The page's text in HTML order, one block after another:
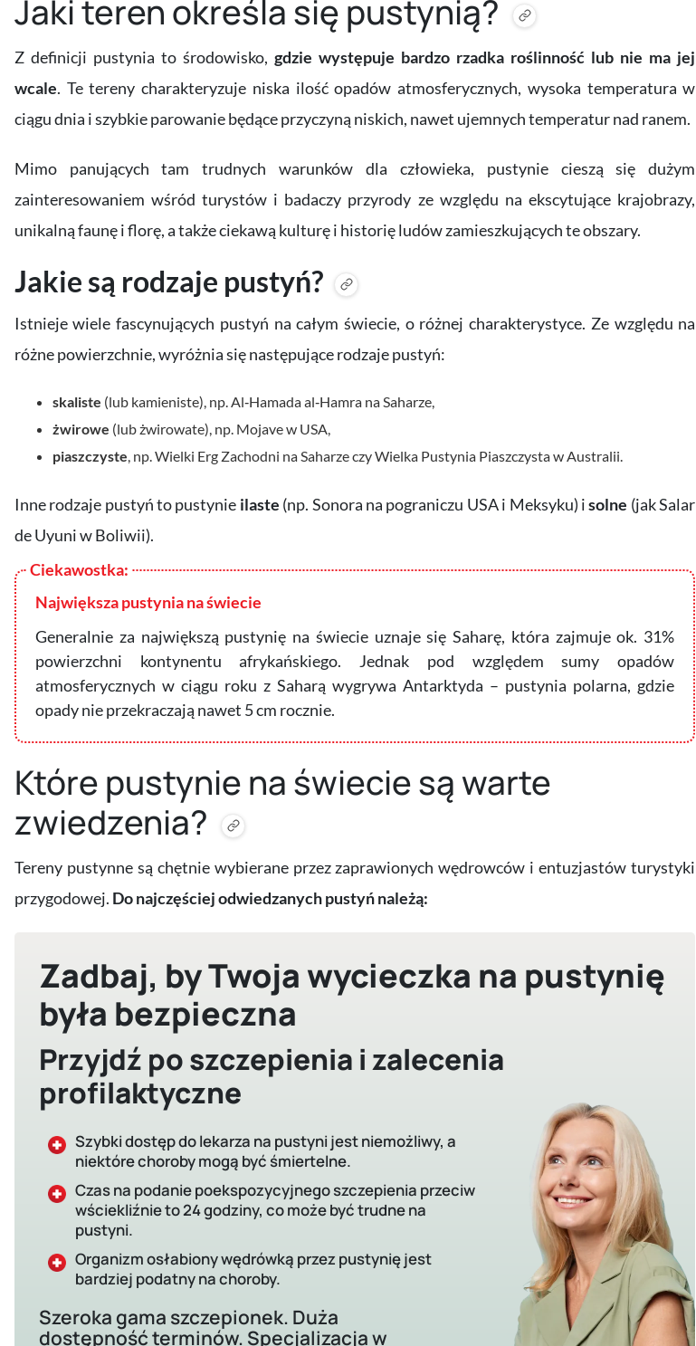
Jaki teren określa się pustynią?
Z definicji pustynia to środowisko, gdzie występuje bardzo rzadka roślinność lub nie ma jej
wcale. Te tereny charakteryzuje niska ilość opadów atmosferycznych, wysoka temperatura w
ciągu dnia i szybkie parowanie będące przyczyną niskich, nawet ujemnych temperatur nad ranem.
Mimo panujących tam trudnych warunków dla człowieka, pustynie cieszą się dużym
zainteresowaniem wśród turystów i badaczy przyrody ze względu na ekscytujące krajobrazy,
unikalną faunę i florę, a także ciekawą kulturę i historię ludów zamieszkujących te obszary.
Jakie są rodzaje pustyń?
Istnieje wiele fascynujących pustyń na całym świecie, o różnej charakterystyce. Ze względu na
różne powierzchnie, wyróżnia się następujące rodzaje pustyń:
skaliste (lub kamieniste), np. Al‐Hamada al‐Hamra na Saharze,
żwirowe (lub żwirowate), np. Mojave w USA,
piaszczyste, np. Wielki Erg Zachodni na Saharze czy Wielka Pustynia Piaszczysta w Australii.
Inne rodzaje pustyń to pustynie ilaste (np. Sonora na pograniczu USA i Meksyku) isolne (jak Salar
de Uyuni w Boliwii).
Największa pustynia na świecie
Generalnie za największą pustynię na świecie uznaje się Saharę, która zajmuje ok. 31%
powierzchni kontynentu afrykańskiego. Jednak pod względem sumy opadów
atmosferycznych w ciągu roku z Saharą wygrywa Antarktyda – pustynia polarna, gdzie
opady nie przekraczają nawet 5 cm rocznie.
Które pustynie na świecie są warte
zwiedzenia?
Tereny pustynne są chętnie wybierane przez zaprawionych wędrowców i entuzjastów turystyki
przygodowej. Do najczęściej odwiedzanych pustyń należą:
Zadbaj, by Twoja wycieczka na pustynię
była bezpieczna
Przyjdź po szczepienia i zalecenia
profilaktyczne
Szybki dostęp do lekarza na pustyni jest niemożliwy, a
niektóre choroby mogą być śmiertelne.
Czas na podanie poekspozycyjnego szczepienia przeciw
wściekliźnie to 24 godziny, co może być trudne na
pustyni.
Organizm osłabiony wędrówką przez pustynię jest
bardziej podatny na choroby.
Szeroka gama szczepionek. Duża
dostępność terminów. Specjalizacja w